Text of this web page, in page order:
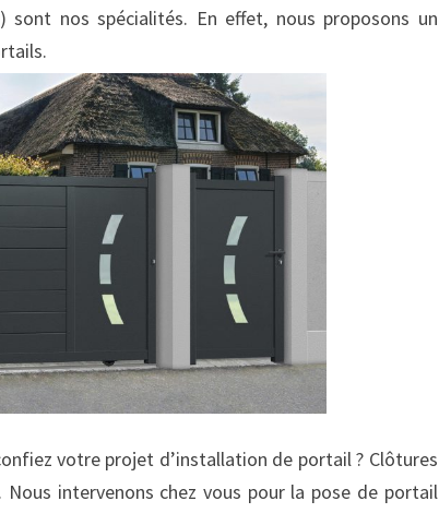
sont nos spécialités. En effet, nous proposons un
votre projet d’installation de portail ? Clôtures
intervenons chez vous pour la pose de portail